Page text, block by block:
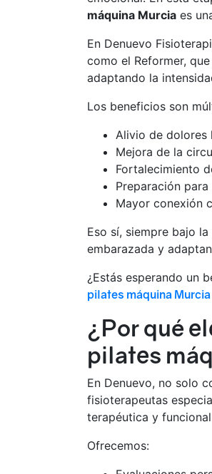
máquina Murcia es
En Denuevo
como el Reformer,
adaptando la
Los beneficios son
Alivio de dolores
Mejora de la
Fortalecimiento
Preparación
Mayor conexión
Eso sí, siempre bajo
embarazada y
¿Estás esperando un
pilates máquina Murcia
¿Por qué
pilates
En Denuevo, no solo
fisioterapeutas
terapéutica y
Ofrecemos: